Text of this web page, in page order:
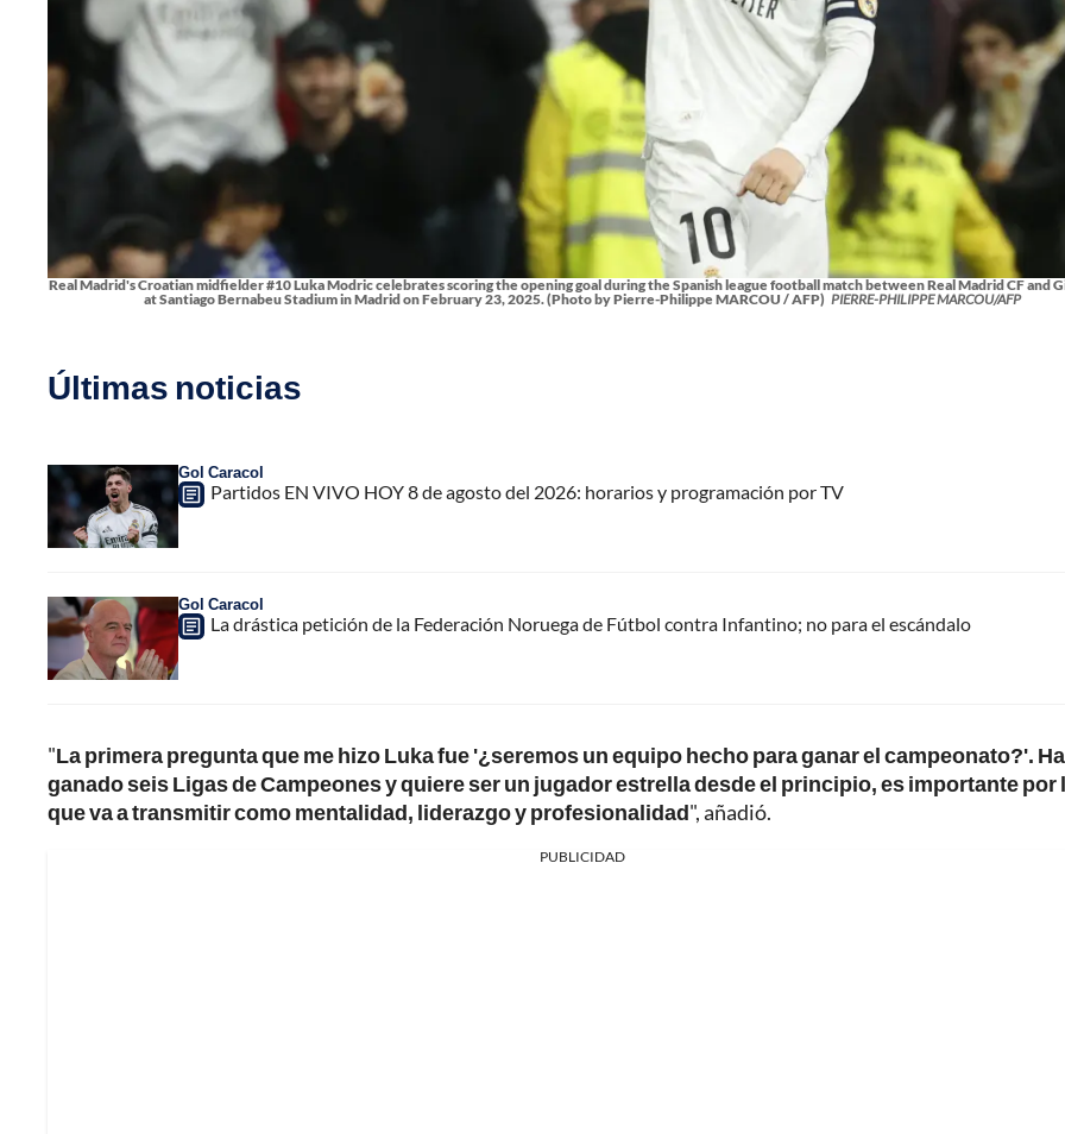
Real Madrid's Croatian midfielder #10 Luka Modric celebrates scoring the opening goal during the Spanish league football match between Real Madrid CF and
at Santiago Bernabeu Stadium in Madrid on February 23, 2025. (Photo by Pierre-Philippe MARCOU / AFP) PIERRE-PHILIPPE MARCOU/AFP
Últimas noticias
Gol Caracol
Partidos EN VIVO HOY 8 de agosto del 2026: horarios y programación por TV
Gol Caracol
La drástica petición de la Federación Noruega de Fútbol contra Infantino; no para el escándalo
"La primera pregunta que me hizo Luka fue '¿seremos un equipo hecho para ganar el campeonato?'. Ha
ganado seis Ligas de Campeones y quiere ser un jugador estrella desde el principio, es importante por
que va a transmitir como mentalidad, liderazgo y profesionalidad", añadió.
PUBLICIDAD